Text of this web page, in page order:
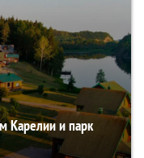
Карелии и парк